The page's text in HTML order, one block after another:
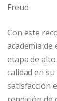
Freud.
Con este
academia
etapa de
calidad en
satisfacción